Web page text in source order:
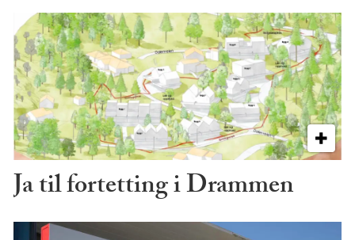
Ja til fortetting i Drammen